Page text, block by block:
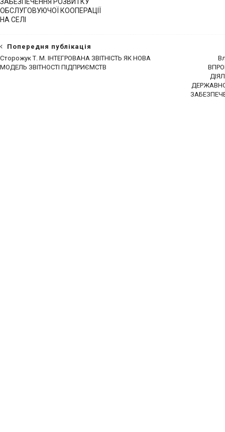
ОБСЛУГОВУЮЧОЇ КООПЕРАЦІЇ
НА СЕЛІ
Попередня публікація
Сторожук Т. М. ІНТЕГРОВАНА ЗВІТНІСТЬ ЯК НОВА
МОДЕЛЬ ЗВІТНОСТІ ПІДПРИЄМСТВ